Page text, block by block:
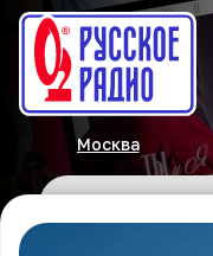
Москва